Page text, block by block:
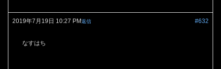
2019年7月19日 10:27 PM #632
返信
なすはち